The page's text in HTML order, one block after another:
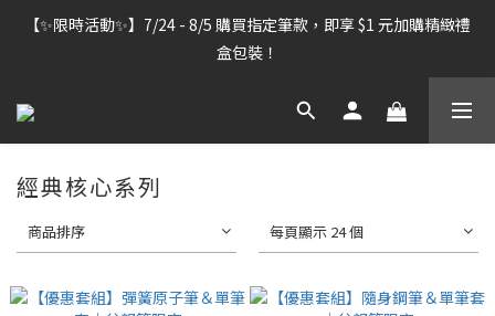
【雷雕訂單出貨暫停】7/30–8/7 進行機器維護，期間「含雷雕之
訂單」將暫停出貨，敬請見諒。
【✨限時活動✨】7/24 - 8/5 購買指定筆款，即享 $1 元加購精緻禮
盒包裝！
【雷雕訂單出貨暫停】7/30–8/7 進行機器維護，期間「含雷雕之
經典核心系列
商品排序 每頁顯示 24 個